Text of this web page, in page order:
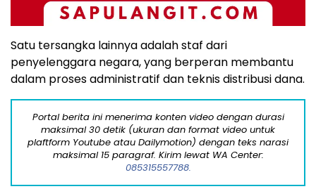
Satu tersangka lainnya adalah staf dari
penyelenggara negara, yang berperan membantu
dalam proses administratif dan teknis distribusi dana.
Portal berita ini menerima konten video dengan durasi
maksimal 30 detik (ukuran dan format video untuk
plaftform Youtube atau Dailymotion) dengan teks narasi
maksimal 15 paragraf. Kirim lewat WA Center:
085315557788.